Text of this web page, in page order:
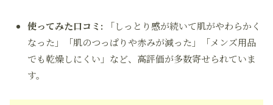
使ってみた口コミ: 「しっとり感が続いて肌がやわらかく
なった」「肌のつっぱりや赤みが減った」「メンズ用品
でも乾燥しにくい」など、高評価が多数寄せられていま
す。